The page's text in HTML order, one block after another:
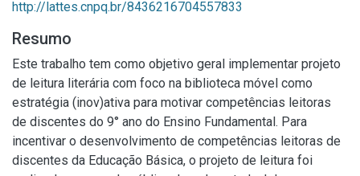
http://lattes.cnpq.br/8436216704557833
Resumo
Este trabalho tem como objetivo geral implementar projeto
de leitura literária com foco na biblioteca móvel como
estratégia (inov)ativa para motivar competências leitoras
de discentes do 9° ano do Ensino Fundamental. Para
incentivar o desenvolvimento de competências leitoras de
discentes da Educação Básica, o projeto de leitura foi